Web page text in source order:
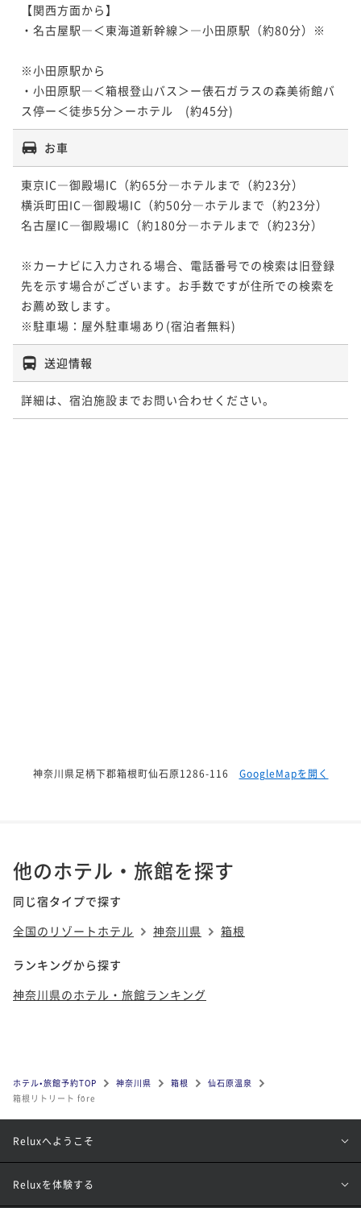
【関西方面から】
・名古屋駅―＜東海道新幹線＞―小田原駅（約80分）※
※小田原駅から
・小田原駅―＜箱根登山バス＞ー俵石ガラスの森美術館バ
ス停ー＜徒歩5分＞ーホテル　(約45分)
お車
東京IC―御殿場IC（約65分―ホテルまで（約23分）
横浜町田IC―御殿場IC（約50分―ホテルまで（約23分）
名古屋IC―御殿場IC（約180分―ホテルまで（約23分）
※カーナビに入力される場合、電話番号での検索は旧登録
先を示す場合がございます。お手数ですが住所での検索を
お薦め致します。
※駐車場：屋外駐車場あり(宿泊者無料)
送迎情報
詳細は、宿泊施設までお問い合わせください。
神奈川県足柄下郡箱根町仙石原1286-116 GoogleMapを開く
他のホテル・旅館を探す
同じ宿タイプで探す
全国のリゾートホテル
神奈川県 箱根
ランキングから探す
神奈川県のホテル・旅館ランキング
ホテル•旅館予約TOP 神奈川県 箱根
仙石原温泉
箱根リトリート före
Reluxへようこそ
Reluxを体験する